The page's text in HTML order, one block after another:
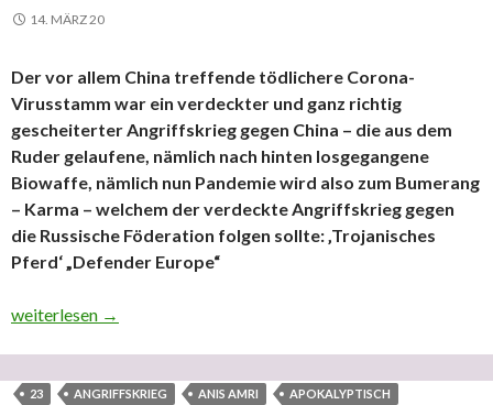
14. MÄRZ 20
Der vor allem China treffende tödlichere Corona-
Virusstamm war ein verdeckter und ganz richtig
gescheiterter Angriffskrieg gegen China – die aus dem
Ruder gelaufene, nämlich nach hinten losgegangene
Biowaffe, nämlich nun Pandemie wird also zum Bumerang
– Karma – welchem der verdeckte Angriffskrieg gegen
die Russische Föderation folgen sollte: ‚Trojanisches
Pferd‘ „Defender Europe“
Der vor allem China treffende tödlichere Corona-Virusstamm
weiterlesen →
23 ANGRIFFSKRIEG ANIS AMRI APOKALYPTISCH